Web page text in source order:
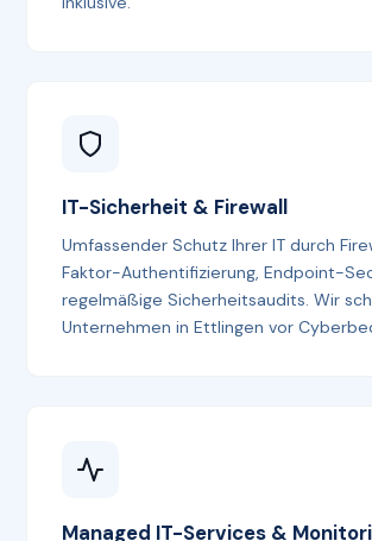
IT-Sicherheit & Firewall
Umfassender Schutz Ihrer IT durch
Faktor-Authentifizierung, Endpoint-
regelmäßige Sicherheitsaudits. Wir
Unternehmen in Ettlingen vor
Managed IT-Services &